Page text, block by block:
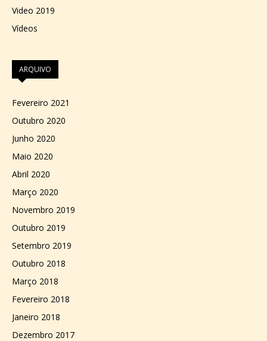
Video 2019
Vídeos
ARQUIVO
Fevereiro 2021
Outubro 2020
Junho 2020
Maio 2020
Abril 2020
Março 2020
Novembro 2019
Outubro 2019
Setembro 2019
Outubro 2018
Março 2018
Fevereiro 2018
Janeiro 2018
Dezembro 2017